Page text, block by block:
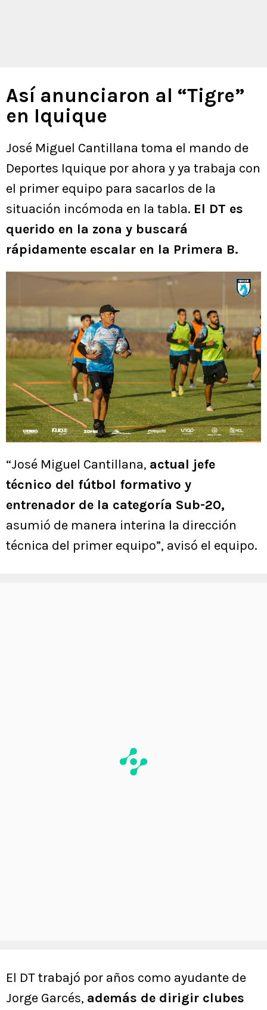
Así anunciaron al “Tigre”
en Iquique
José Miguel Cantillana toma el mando de
Deportes Iquique por ahora y ya trabaja con
el primer equipo para sacarlos de la
situación incómoda en la tabla. El DT es
querido en la zona y buscará
rápidamente escalar en la Primera B.
“José Miguel Cantillana, actual jefe
técnico del fútbol formativo y
entrenador de la categoría Sub-20,
asumió de manera interina la dirección
técnica del primer equipo”, avisó el equipo.
El DT trabajó por años como ayudante de
Jorge Garcés, además de dirigir clubes